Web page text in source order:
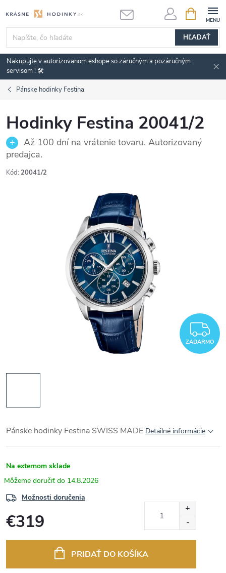
na
obsah
HĽADAŤ
KOŠÍK
Nakupujte v autorizovanom eshope so záručným a pozáručným
servisom ! 🛠️
Pánske hodinky Festina
Hodinky Festina 20041/2
Až 100 dní na vrátenie tovaru. Autorizovaný
predajca.
Kód: 20041/2
ZADARMO
Pánske hodinky Festina SWISS MADE Detailné informácie
Na externom sklade
14.8.2026
Možnosti doručenia
€319
PRIDAŤ DO KOŠÍKA